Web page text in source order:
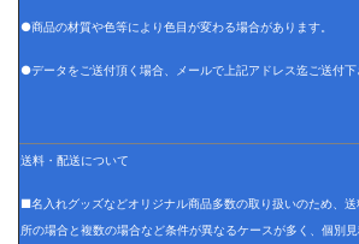
●商品の材質や色等により色目が変わる場合があります。
●データをご送付頂く場合、メールで上記アドレス迄ご送付下
送料・配送について
■名入れグッズなどオリジナル商品多数の取り扱いのため、
所の場合と複数の場合など条件が異なるケースが多く、個別見